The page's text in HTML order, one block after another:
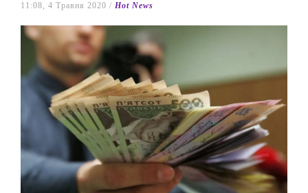
11:08, 4 Травня 2020 / Hot News